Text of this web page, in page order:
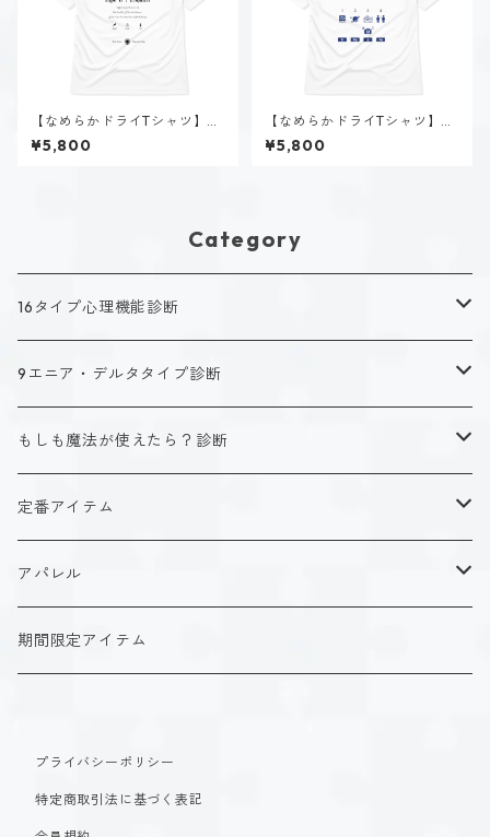
【なめらかドライTシャツ】タ
イプ６-慎む人（ホーリー）｜
ホワイト
¥5,800
【なめらかドライTシャツ】時
雨 瑠璃子（INTP）｜ホワイト
¥5,800
Category
16タイプ心理機能診断
キャラクタータイプ
ISTJ（新田 理央）
ISFJ（花園 明日香）
INFP（夜月 夢乃）
定番アイテム
アクリルストラップ
アクリルスタンド
9エニア・デルタタイプ診断
キャラクタータイプ
タイプ１-正す人
タイプ２-助ける人
ホーリーデザイン
ダークデザイン
定番アイテム
アクリルスタンド
マグカップ
もしも魔法が使えたら？診断
魔法スタイル
生命魔法~Vitality~
自然魔法~Elemental~
創造魔法~Genesis~
αシリーズ
βシリーズ
アクリルストラップ
アクリルスタンド
定番アイテム
アクリルストラップ
アクリルスタンド
アパレル
Tシャツ
パーカー
期間限定アイテム
プライバシーポリシー
特定商取引法に基づく表記